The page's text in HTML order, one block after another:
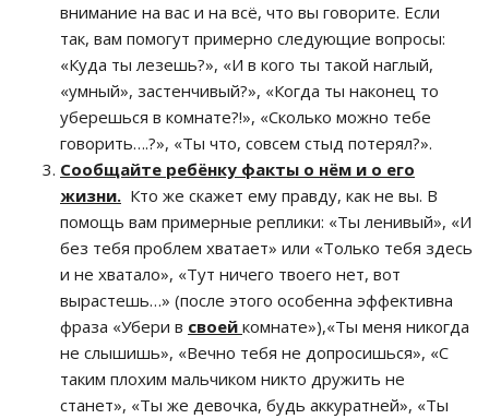
внимание на вас и на всё, что вы говорите. Если
так, вам помогут примерно следующие вопросы:
«Куда ты лезешь?», «И в кого ты такой наглый,
«умный», застенчивый?», «Когда ты наконец то
уберешься в комнате?!», «Сколько можно тебе
говорить….?», «Ты что, совсем стыд потерял?».
Сообщайте ребёнку факты о нём и о его
жизни. Кто же скажет ему правду, как не вы. В
помощь вам примерные реплики: «Ты ленивый», «И
без тебя проблем хватает» или «Только тебя здесь
и не хватало», «Тут ничего твоего нет, вот
вырастешь…» (после этого особенна эффективна
фраза «Убери в своей комнате»),«Ты меня никогда
не слышишь», «Вечно тебя не допросишься», «С
таким плохим мальчиком никто дружить не
станет», «Ты же девочка, будь аккуратней», «Ты